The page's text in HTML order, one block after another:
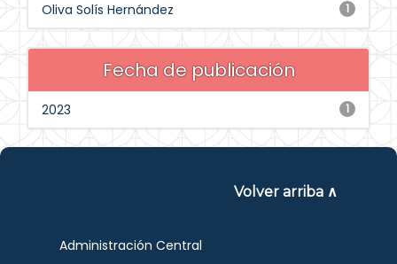
1
Oliva Solís Hernández
Fecha de publicación
1
2023
Volver arriba ∧
Administración Central